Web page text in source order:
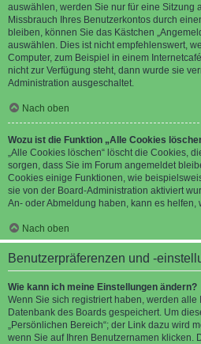
auswählen, werden Sie nur für eine Sitzung
Missbrauch Ihres Benutzerkontos durch
bleiben, können Sie das Kästchen
auswählen. Dies ist nicht empfehlenswert,
Computer, zum Beispiel in einem
nicht zur Verfügung steht, dann wurde sie
Administration ausgeschaltet.
Nach oben
Wozu ist die Funktion „Alle Cookies
„Alle Cookies löschen“ löscht die Cookies,
sorgen, dass Sie im Forum angemeldet
Cookies einige Funktionen, wie
sie von der Board-Administration aktiviert
An- oder Abmeldung haben, kann es
Nach oben
Benutzerpräferenzen und -
Wie kann ich meine Einstellungen ändern?
Wenn Sie sich registriert haben, werden
Datenbank des Boards gespeichert. Um
„Persönlichen Bereich“; der Link dazu wird
wenn Sie auf Ihren Benutzernamen klicken.